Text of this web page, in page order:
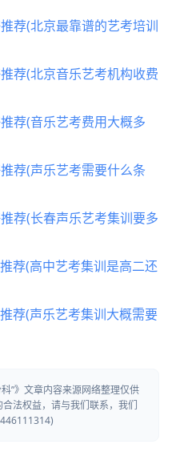
荐(北京最靠谱的艺考培训
荐(北京音乐艺考机构收费
荐(音乐艺考费用大概多
荐(声乐艺考需要什么条
荐(长春声乐艺考集训要多
荐(高中艺考集训是高二还
荐(声乐艺考集训大概需要
”》文章内容来源网络整理仅供
法权益，请与我们联系，我们